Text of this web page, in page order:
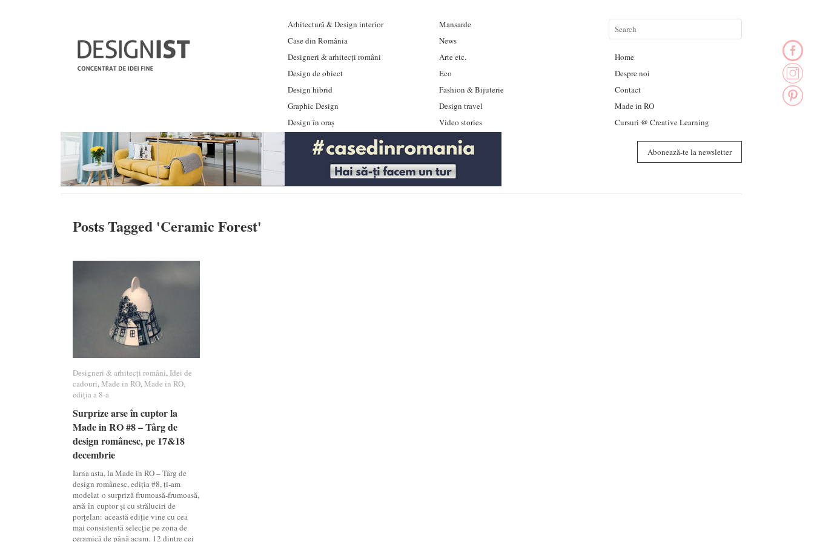
Arhitectură & Design interior
Case din România
Designeri & arhitecți români
Design de obiect
Design hibrid
Graphic Design
Design în oraș
Mansarde
News
Arte etc.
Eco
Fashion & Bijuterie
Design travel
Video stories
Home
Despre noi
Contact
Made in RO
Cursuri @ Creative Learning
Abonează-te la newsletter
Posts Tagged 'Ceramic Forest'
Designeri & arhitecți români, Idei de
cadouri,Made in RO,Made in RO,
ediția a 8-a
Surprize arse în cuptor la
Made in RO #8 – Târg de
design românesc, pe 17&18
decembrie
Iarna asta, la Made in RO – Târg de
design românesc, ediția #8, ți-am
modelat o surpriză frumoasă-frumoasă,
arsă în cuptor și cu străluciri de
porțelan: această ediție vine cu cea
mai consistentă selecție pe zona de
ceramică de până acum. 12 dintre cei
Designeri & arhitecți români Idei de
cadouri Made in RO Made in RO,
ediția a 8-a
Surprize arse în cuptor la
Made in RO #8 – Târg de
design românesc, pe 17&18
decembrie